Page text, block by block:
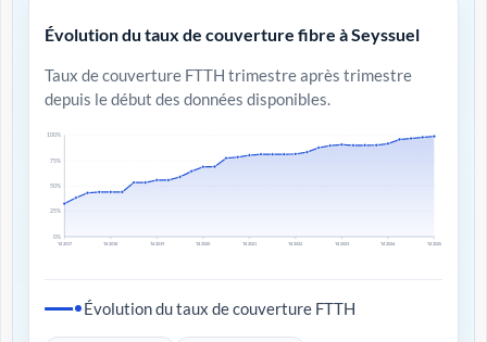
Évolution du taux de couverture fibre à Seyssuel
Taux de couverture FTTH trimestre après trimestre
depuis le début des données disponibles.
0%
25%
50%
75%
100%
T4 2017 T4 2018 T4 2019 T4 2020 T4 2021 T4 2022 T4 2023 T4 2024 T4 2025
Évolution du taux de couverture FTTH